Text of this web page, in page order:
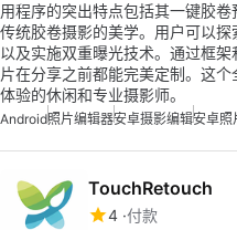
用程序的突出特点包括其一键胶
传统胶卷摄影的美学。用户可以探
以及实施双重曝光技术。通过框
片在分享之前都能完美定制。这
体验的休闲和专业摄影师。
Android照片编辑器安卓摄影编辑安卓照
TouchRetouch
4 付款